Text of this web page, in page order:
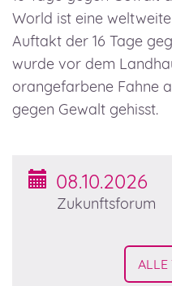
World ist eine
Auftakt der 16 Tage
wurde vor dem
orangefarbene Fahne
gegen Gewalt gehisst.
08.10.2026
Zukunftsforum
ALLE